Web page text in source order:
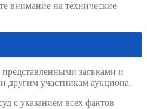
внимание на технические
заявками и
другим участникам аукциона.
с указанием всех фактов